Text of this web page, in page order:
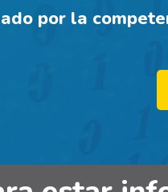
por la